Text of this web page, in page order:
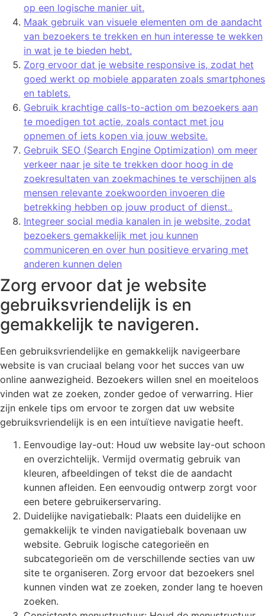
op een logische manier uit.
Maak gebruik van visuele elementen om de aandacht
van bezoekers te trekken en hun interesse te wekken
in wat je te bieden hebt.
Zorg ervoor dat je website responsive is, zodat het
goed werkt op mobiele apparaten zoals smartphones
en tablets.
Gebruik krachtige calls-to-action om bezoekers aan
te moedigen tot actie, zoals contact met jou
opnemen of iets kopen via jouw website.
Gebruik SEO (Search Engine Optimization) om meer
verkeer naar je site te trekken door hoog in de
zoekresultaten van zoekmachines te verschijnen als
mensen relevante zoekwoorden invoeren die
betrekking hebben op jouw product of dienst..
Integreer social media kanalen in je website, zodat
bezoekers gemakkelijk met jou kunnen
communiceren en over hun positieve ervaring met
anderen kunnen delen
Zorg ervoor dat je website
gebruiksvriendelijk is en
gemakkelijk te navigeren.
Een gebruiksvriendelijke en gemakkelijk navigeerbare
website is van cruciaal belang voor het succes van uw
online aanwezigheid. Bezoekers willen snel en moeiteloos
vinden wat ze zoeken, zonder gedoe of verwarring. Hier
zijn enkele tips om ervoor te zorgen dat uw website
gebruiksvriendelijk is en een intuïtieve navigatie heeft.
Eenvoudige lay-out: Houd uw website lay-out schoon
en overzichtelijk. Vermijd overmatig gebruik van
kleuren, afbeeldingen of tekst die de aandacht
kunnen afleiden. Een eenvoudig ontwerp zorgt voor
een betere gebruikerservaring.
Duidelijke navigatiebalk: Plaats een duidelijke en
gemakkelijk te vinden navigatiebalk bovenaan uw
website. Gebruik logische categorieën en
subcategorieën om de verschillende secties van uw
site te organiseren. Zorg ervoor dat bezoekers snel
kunnen vinden wat ze zoeken, zonder lang te hoeven
zoeken.